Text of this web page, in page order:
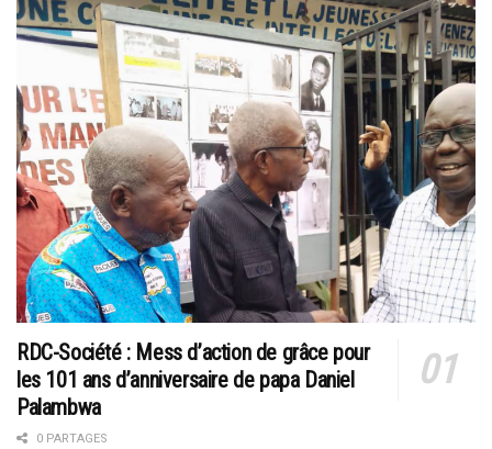
RDC-Société : Mess d’action de grâce pour
les 101 ans d’anniversaire de papa Daniel
Palambwa
0 PARTAGES